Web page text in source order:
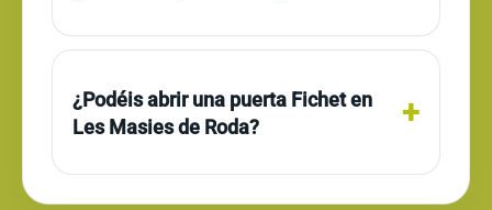
¿Podéis abrir una puerta Fichet en
Les Masies de Roda?